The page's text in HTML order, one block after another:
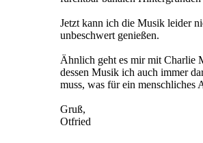
Jetzt kann ich die Musik leider
unbeschwert genießen.
Ähnlich geht es mir mit Charlie
dessen Musik ich auch immer
muss, was für ein menschliches
Gruß,
Otfried